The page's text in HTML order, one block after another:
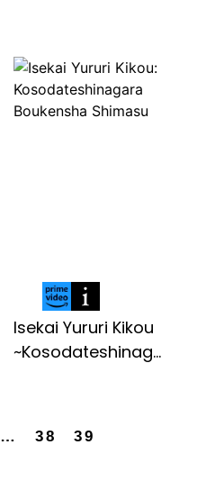
Isekai Yururi Kikou
~Kosodateshinag...
… 38 39